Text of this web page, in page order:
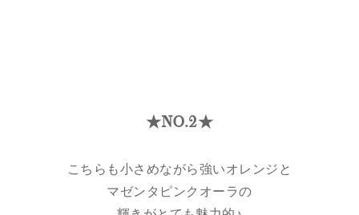
★NO.2★
こちらも小さめながら強いオレンジと
マゼンタピンクオーラの